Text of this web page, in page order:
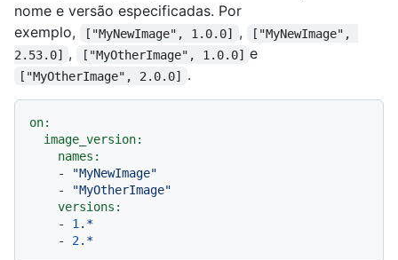
nome e versão especificadas. Por
exemplo,
["MyNewImage", 1.0.0] ,
["MyNewImage",
2.53.0] , ["MyOtherImage", 1.0.0] e
["MyOtherImage", 2.0.0] .
on:
image_version:
names:
-
"MyNewImage"
-
"MyOtherImage"
versions:
-
1.*
-
2.*